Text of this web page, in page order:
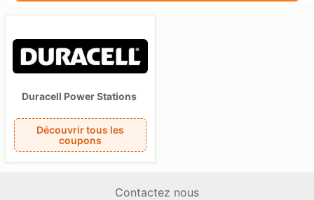
Duracell Power Stations
Découvrir tous les
coupons
Contactez nous